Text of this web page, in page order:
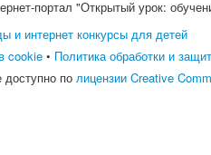
портал "Открытый урок:
и интернет конкурсы для детей
cookie • Политика обработки и
доступно полицензии Creative